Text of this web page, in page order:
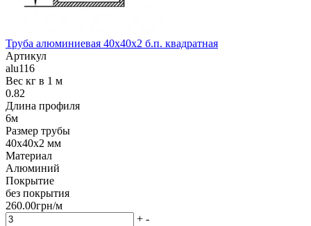
Труба алюминиевая 40х40х2 б.п. квадратная
Артикул
alu116
Вес кг в 1 м
0.82
Длина профиля
6м
Размер трубы
40х40х2 мм
Материал
Алюминий
Покрытие
без покрытия
260.00грн/м
+ -